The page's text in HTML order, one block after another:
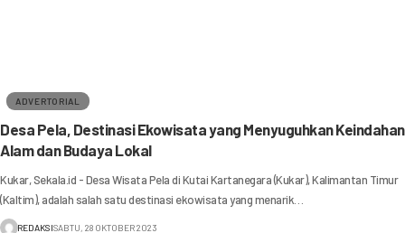
ADVERTORIAL
Desa Pela, Destinasi Ekowisata yang Menyuguhkan Keindahan
Alam dan Budaya Lokal
Kukar, Sekala.id - Desa Wisata Pela di Kutai Kartanegara (Kukar), Kalimantan Timur
(Kaltim), adalah salah satu destinasi ekowisata yang menarik…
REDAKSISABTU, 28 OKTOBER 2023